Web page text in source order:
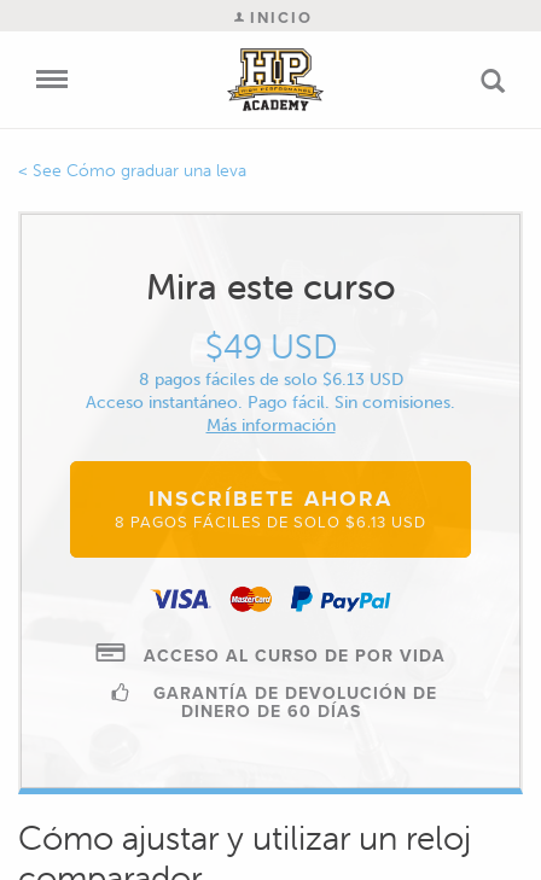
INICIO
Cómo graduar una leva
Mira este curso
$49 USD
8 pagos fáciles de solo $6.13 USD
Acceso instantáneo. Pago fácil. Sin comisiones.
Más información
INSCRÍBETE AHORA
8 PAGOS FÁCILES DE SOLO $6.13 USD
ACCESO AL CURSO DE POR VIDA
GARANTÍA DE DEVOLUCIÓN DE
DINERO DE 60 DÍAS
Cómo ajustar y utilizar un reloj